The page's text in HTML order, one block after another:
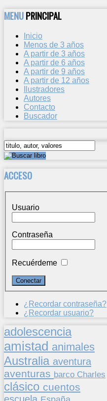
MENUPRINCIPAL
Inicio
Menos de 3 años
A partir de 3 años
A partir de 6 años
A partir de 9 años
A partir de 12 años
Ilustradores
Autores
Contacto
Buscador
ACCESO
Usuario
Contraseña
Recuérdeme
¿Recordar contraseña?
¿Recordar usuario?
adolescencia
amistad animales
Australia aventura
aventuras barco Charles
clásico cuentos
escuela